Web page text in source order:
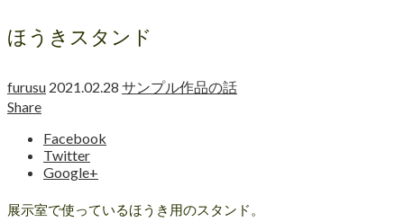
ほうきスタンド
furusu 2021.02.28 サンプル作品の話
Share
Facebook
Twitter
Google+
展示室で使っているほうき用のスタンド。